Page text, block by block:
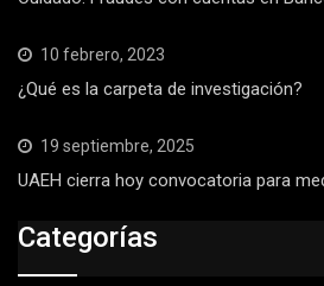
10 febrero, 2023
¿Qué es la carpeta de investigación?
19 septiembre, 2025
UAEH cierra hoy convocatoria para
Categorías